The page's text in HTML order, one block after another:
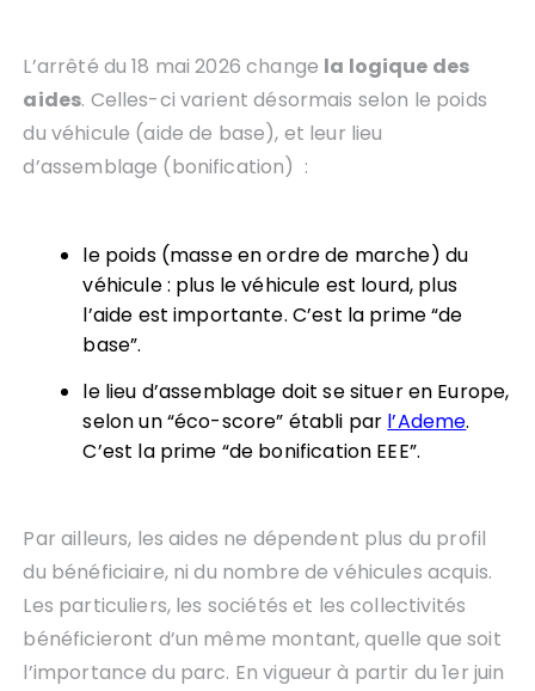
L’arrêté du 18 mai 2026 change la logique des
aides. Celles-ci varient désormais selon le poids
du véhicule (aide de base), et leur lieu
d’assemblage (bonification) :
le poids (masse en ordre de marche) du
véhicule : plus le véhicule est lourd, plus
l’aide est importante. C’est la prime “de
base”.
le lieu d’assemblage doit se situer en Europe,
selon un “éco-score” établi par l’Ademe.
C’est la prime “de bonification EEE”.
Par ailleurs, les aides ne dépendent plus du profil
du bénéficiaire, ni du nombre de véhicules acquis.
Les particuliers, les sociétés et les collectivités
bénéficieront d’un même montant, quelle que soit
l’importance du parc. En vigueur à partir du 1er juin